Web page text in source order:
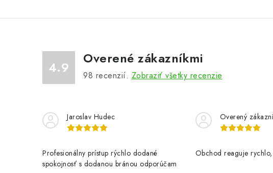
4.9
Overené zákazníkmi
98 recenzií. Zobraziť všetky recenzie
Jaroslav Hudec
Profesionálny prístup rýchlo dodané
spokojnosť s dodanou bránou odporúčam
Overený
Obchod reaguje